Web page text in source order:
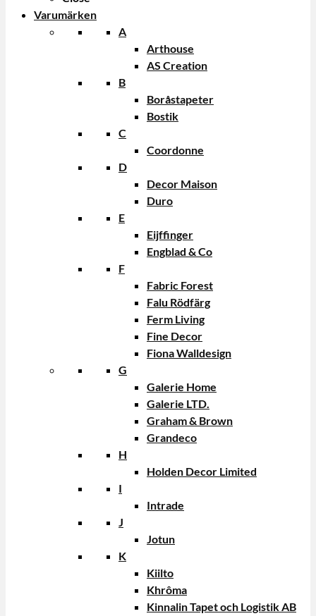
Varumärken
A
Arthouse
AS Creation
B
Boråstapeter
Bostik
C
Coordonne
D
Decor Maison
Duro
E
Eijffinger
Engblad & Co
F
Fabric Forest
Falu Rödfärg
Ferm Living
Fine Decor
Fiona Walldesign
G
Galerie Home
Galerie LTD.
Graham & Brown
Grandeco
H
Holden Decor Limited
I
Intrade
J
Jotun
K
Kiilto
Khrôma
Kinnalin Tapet och Logistik AB